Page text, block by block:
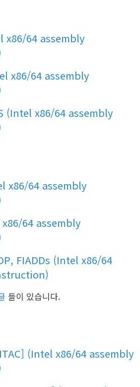
x86/64 assembly
x86/64 assembly
(Intel x86/64 assembly
x86/64 assembly
64 assembly
FIADDs (Intel x86/64
들이 있습니다.
(Intel x86/64 assembly